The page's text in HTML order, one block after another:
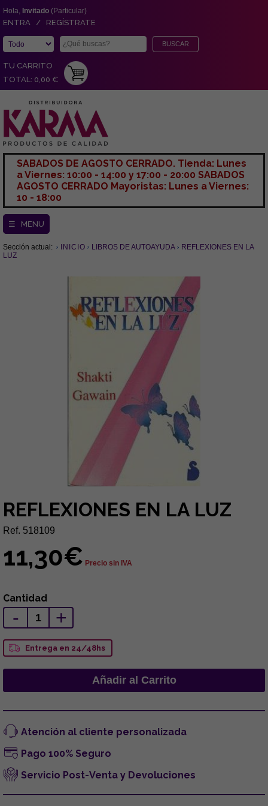
Hola, Invitado (Particular)
ENTRA / REGÍSTRATE
TU CARRITO
TOTAL: 0,00 €
SABADOS DE AGOSTO CERRADO. Tienda: Lunes
a Viernes: 10:00 - 14:00 y 17:00 - 20:00 SABADOS
AGOSTO CERRADO Mayoristas: Lunes a Viernes:
10 - 18:00
☰ MENU
Sección actual: INICIO LIBROS DE AUTOAYUDA
REFLEXIONES EN LA
LUZ
REFLEXIONES EN LA LUZ
Ref. 518109
11,30€ Precio sin IVA
Cantidad
- +
Entrega en 24/48hs
Atención al cliente personalizada
Pago 100% Seguro
Servicio Post-Venta y Devoluciones